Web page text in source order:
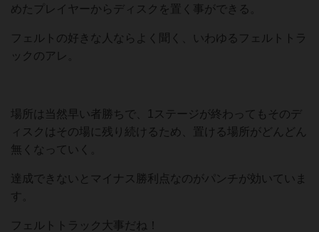
めたプレイヤーからディスクを置く事ができる。
フェルトの好きな人ならよく聞く、いわゆるフェルトトラ
ックのアレ。
場所は当然早い者勝ちで、1ステージが終わってもそのデ
ィスクはその場に残り続けるため、置ける場所がどんどん
無くなっていく。
達成できないとマイナス勝利点なのがパンチが効いていま
す。
フェルトトラック大事だね！